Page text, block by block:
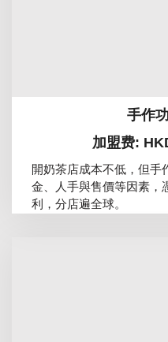
手作
加盟费:
開奶茶店成本不低，但手
金、人手與售價等因素，
利，分店遍全球。